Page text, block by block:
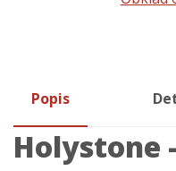
Popis
Holystone